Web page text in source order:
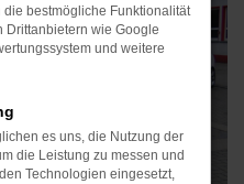
bestmögliche Funktionalität
Drittanbietern wie Google
und weitere
es uns, die Nutzung der
die Leistung zu messen und
Technologien eingesetzt,